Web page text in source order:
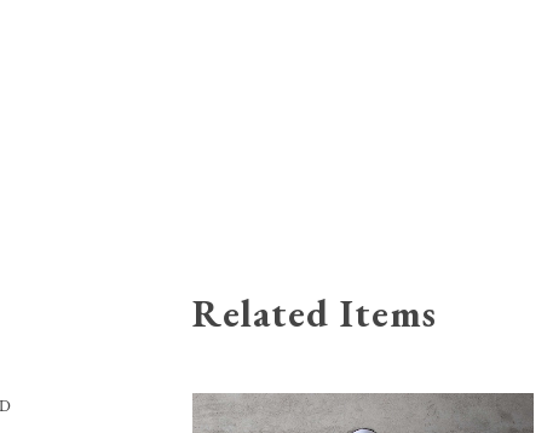
Related Items